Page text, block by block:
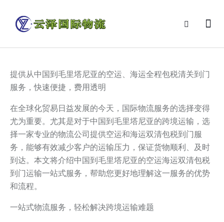
提供从中国到毛里塔尼亚的空运、海运全程包税清关到门
服务，快速便捷，费用透明
在全球化贸易日益发展的今天，国际物流服务的选择变得
尤为重要。尤其是对于中国到毛里塔尼亚的跨境运输，选
择一家专业的物流公司提供空运和海运双清包税到门服
务，能够有效减少客户的运输压力，保证货物顺利、及时
到达。本文将介绍中国到毛里塔尼亚的空运海运双清包税
到门运输一站式服务，帮助您更好地理解这一服务的优势
和流程。
一站式物流服务，轻松解决跨境运输难题